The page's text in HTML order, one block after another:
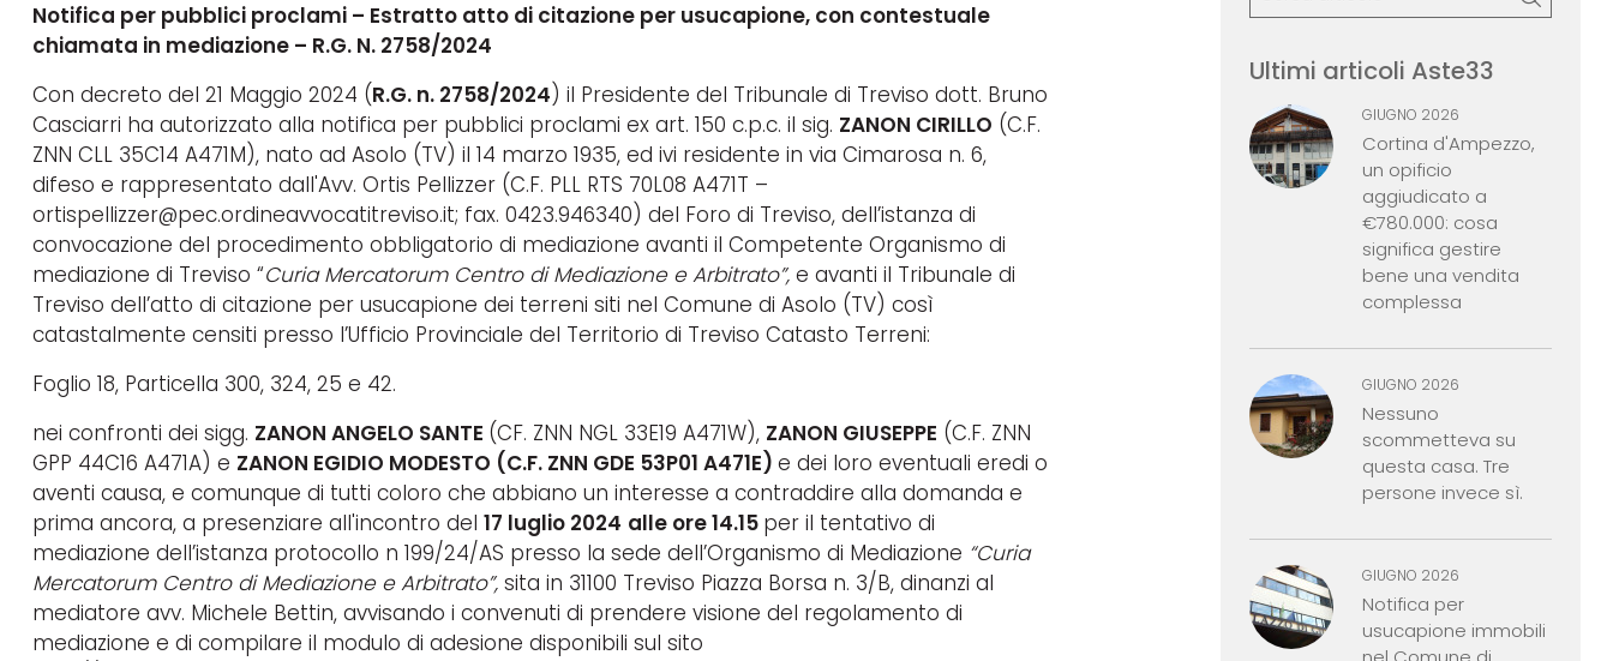
Notifica per pubblici proclami – Estratto atto di citazione per usucapione, con contestuale
chiamata in mediazione – R.G. N. 2758/2024
Con decreto del 21 Maggio 2024 (R.G. n. 2758/2024) il Presidente del Tribunale di Treviso dott. Bruno
Casciarri ha autorizzato alla notifica per pubblici proclami ex art. 150 c.p.c. il sig. ZANON CIRILLO (C.F.
ZNN CLL 35C14 A471M), nato ad Asolo (TV) il 14 marzo 1935, ed ivi residente in via Cimarosa n. 6,
difeso e rappresentato dall'Avv. Ortis Pellizzer (C.F. PLL RTS 70L08 A471T –
ortispellizzer@pec.ordineavvocatitreviso.it; fax. 0423.946340) del Foro di Treviso, dell’istanza di
convocazione del procedimento obbligatorio di mediazione avanti il Competente Organismo di
mediazione di Treviso “Curia Mercatorum Centro di Mediazione e Arbitrato”, e avanti il Tribunale di
Treviso dell’atto di citazione per usucapione dei terreni siti nel Comune di Asolo (TV) così
catastalmente censiti presso l’Ufficio Provinciale del Territorio di Treviso Catasto Terreni:
Foglio 18, Particella 300, 324, 25 e 42.
nei confronti dei sigg. ZANON ANGELO SANTE (CF. ZNN NGL 33E19 A471W), ZANON GIUSEPPE (C.F. ZNN
GPP 44C16 A471A) e ZANON EGIDIO MODESTO (C.F. ZNN GDE 53P01 A471E) e dei loro eventuali eredi o
aventi causa, e comunque di tutti coloro che abbiano un interesse a contraddire alla domanda e
prima ancora, a presenziare all'incontro del 17 luglio 2024 alle ore 14.15 per il tentativo di
mediazione dell’istanza protocollo n 199/24/AS presso la sede dell’Organismo di Mediazione “Curia
Mercatorum Centro di Mediazione e Arbitrato”, sita in 31100 Treviso Piazza Borsa n. 3/B, dinanzi al
mediatore avv. Michele Bettin, avvisando i convenuti di prendere visione del regolamento di
mediazione e di compilare il modulo di adesione disponibili sul sito
Ultimi articoli Aste33
GIUGNO 2026
Cortina d'Ampezzo,
un opificio
aggiudicato a
€780.000: cosa
significa gestire
bene una vendita
complessa
GIUGNO 2026
Nessuno
scommetteva su
questa casa. Tre
persone invece sì.
GIUGNO 2026
Notifica per
usucapione immobili